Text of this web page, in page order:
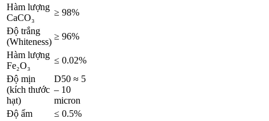
Hàm lượng
CaCO₃
≥ 98%
Độ trắng
(Whiteness)
≥ 96%
Hàm lượng
Fe₂O₃
≤ 0.02%
Độ mịn
(kích thước
hạt)
D50 ≈ 5
– 10
micron
Độ ẩm
≤ 0.5%